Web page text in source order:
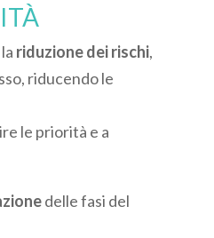
riduzione dei rischi,
riducendo le
le priorità e a
delle fasi del